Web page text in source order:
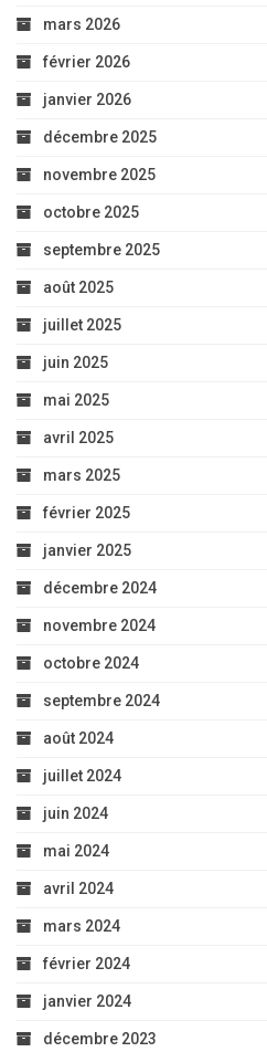
mars 2026
février 2026
janvier 2026
décembre 2025
novembre 2025
octobre 2025
septembre 2025
août 2025
juillet 2025
juin 2025
mai 2025
avril 2025
mars 2025
février 2025
janvier 2025
décembre 2024
novembre 2024
octobre 2024
septembre 2024
août 2024
juillet 2024
juin 2024
mai 2024
avril 2024
mars 2024
février 2024
janvier 2024
décembre 2023